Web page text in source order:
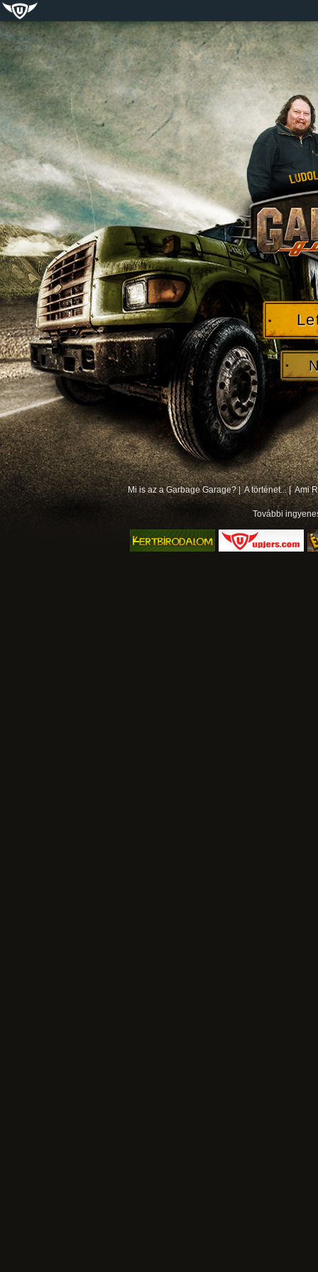
Mi is az a Garbage Garage? |A történet... |Ami
További